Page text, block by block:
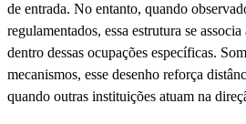
de entrada. No entanto, quando
regulamentados, essa estrutura se
dentro dessas ocupações específicas.
mecanismos, esse desenho reforça
quando outras instituições atuam na